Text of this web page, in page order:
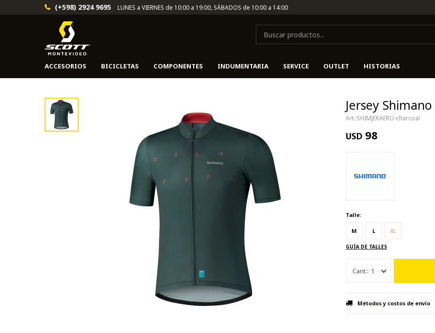
ACCESORIOS BICICLETAS COMPONENTES INDUMENTARIA SERVICE OUTLET HISTORIAS
(+598) 2924 9695 LUNES a VIERNES de 10:00 a 19:00, SÁBADOS de 10:00 a 14:00
Jersey
SHIMJERAERO-charcoal
USD 98
Talle:
M L XL
GUÍA DE TALLES
1
Métodos y costos de envío